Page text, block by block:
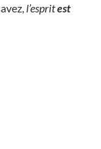
l’espritest